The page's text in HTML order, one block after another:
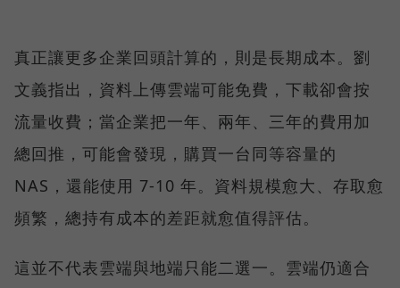
真正讓更多企業回頭計算的，則是長期成本。劉
文義指出，資料上傳雲端可能免費，下載卻會按
流量收費；當企業把一年、兩年、三年的費用加
總回推，可能會發現，購買一台同等容量的
NAS，還能使用 7-10 年。資料規模愈大、存取愈
頻繁，總持有成本的差距就愈值得評估。
這並不代表雲端與地端只能二選一。雲端仍適合